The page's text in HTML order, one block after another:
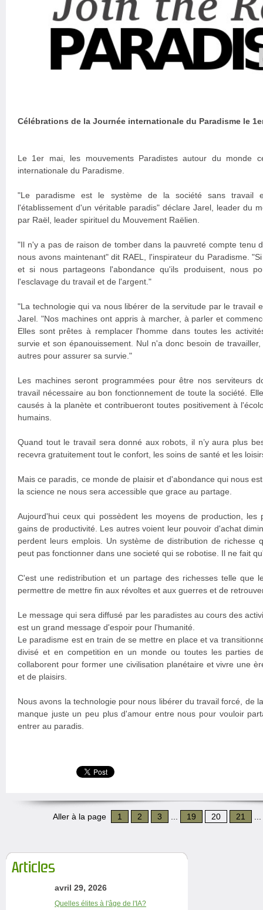
Célébrations de la Journée internationale du Paradisme le
Le 1er mai, les mouvements Paradistes autour du monde
internationale du Paradisme.
"Le paradisme est le système de la société sans travail
l'établissement d'un véritable paradis" déclare Jarel, leader du
par Raël, leader spirituel du Mouvement Raëlien.
"Il n'y a pas de raison de tomber dans la pauvreté compte tenu
nous avons maintenant" dit RAEL, l'inspirateur du Paradisme.
et si nous partageons l'abondance qu'ils produisent, nous
l'esclavage du travail et de l'argent."
"La technologie qui va nous libérer de la servitude par le travail
Jarel. "Nos machines ont appris à marcher, à parler et
Elles sont prêtes à remplacer l'homme dans toutes les
survie et son épanouissement. Nul n'a donc besoin de
autres pour assurer sa survie."
Les machines seront programmées pour être nos serviteurs
travail nécessaire au bon fonctionnement de toute la société.
causés à la planète et contribueront toutes positivement à
humains.
Quand tout le travail sera donné aux robots, il n’y aura plus
recevra gratuitement tout le confort, les soins de santé et les
Mais ce paradis, ce monde de plaisir et d'abondance qui nous
la science ne nous sera accessible que grace au partage.
Aujourd'hui ceux qui possèdent les moyens de production, les
gains de productivité. Les autres voient leur pouvoir d'achat
perdent leurs emplois. Un système de distribution de richesse
peut pas fonctionner dans une societé qui se robotise. Il ne fait
C'est une redistribution et un partage des richesses telle que
permettre de mettre fin aux révoltes et aux guerres et de
Le message qui sera diffusé par les paradistes au cours des
est un grand message d'espoir pour l'humanité.
Le paradisme est en train de se mettre en place et va
divisé et en competition en un monde ou toutes les parties
collaborent pour former une civilisation planétaire et vivre une
et de plaisirs.
Nous avons la technologie pour nous libérer du travail forcé, de
manque juste un peu plus d'amour entre nous pour vouloir
entrer au paradis.
Aller à la page 1 2 3 19 20 21
Articles
avril 29, 2026
Quelles élites à l'âge de l'IA?